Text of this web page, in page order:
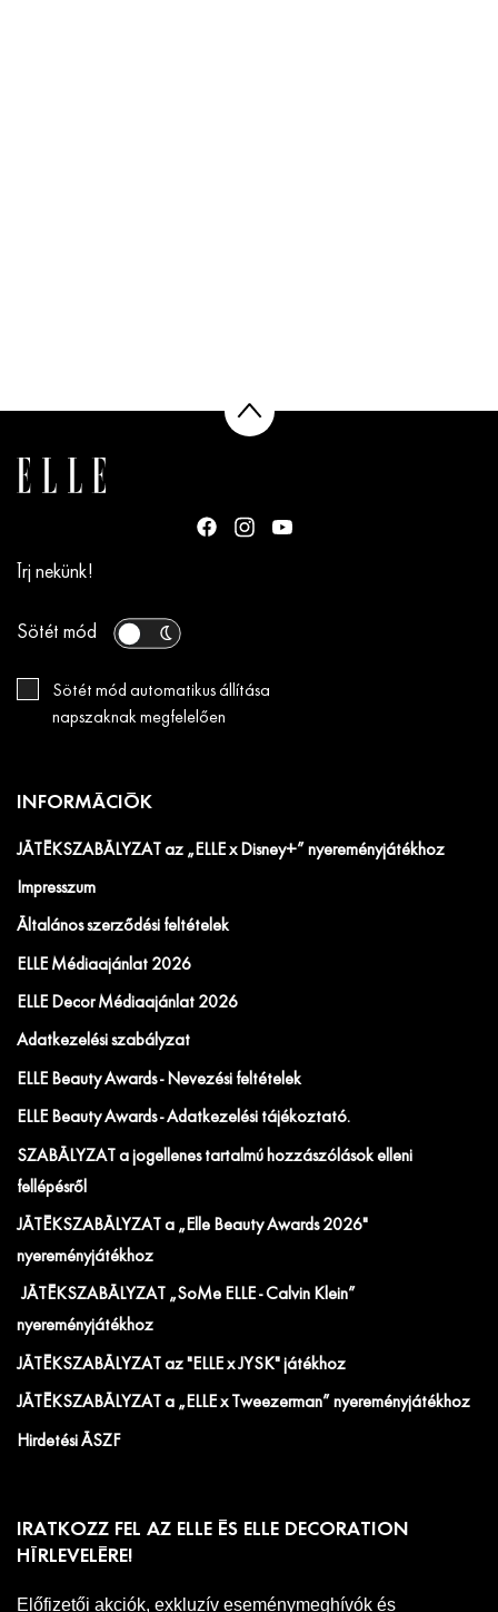
Írj nekünk!
Sötét mód
Sötét mód automatikus állítása
napszaknak megfelelően
INFORMÁCIÓK
JÁTÉKSZABÁLYZAT az „ELLE x Disney+” nyereményjátékhoz
Impresszum
Általános szerződési feltételek
ELLE Médiaajánlat 2026
ELLE Decor Médiaajánlat 2026
Adatkezelési szabályzat
ELLE Beauty Awards - Nevezési feltételek
ELLE Beauty Awards - Adatkezelési tájékoztató.
SZABÁLYZAT a jogellenes tartalmú hozzászólások elleni
fellépésről
JÁTÉKSZABÁLYZAT a „Elle Beauty Awards 2026"
nyereményjátékhoz
JÁTÉKSZABÁLYZAT „SoMe ELLE - Calvin Klein”
nyereményjátékhoz
JÁTÉKSZABÁLYZAT az "ELLE x JYSK" játékhoz
JÁTÉKSZABÁLYZAT a „ELLE x Tweezerman” nyereményjátékhoz
Hirdetési ÁSZF
IRATKOZZ FEL AZ ELLE ÉS ELLE DECORATION
HÍRLEVELÉRE!
Előfizetői akciók, exkluzív eseménymeghívók és